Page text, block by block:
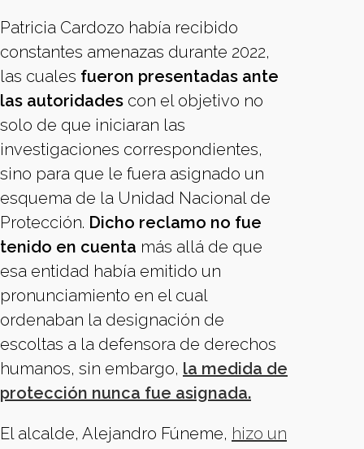
Patricia Cardozo había recibido
constantes amenazas durante 2022,
las cuales fueron presentadas ante
las autoridades con el objetivo no
solo de que iniciaran las
investigaciones correspondientes,
sino para que le fuera asignado un
esquema de la Unidad Nacional de
Protección. Dicho reclamo no fue
tenido en cuenta más allá de que
esa entidad había emitido un
pronunciamiento en el cual
ordenaban la designación de
escoltas a la defensora de derechos
humanos, sin embargo, la medida de
protección nunca fue asignada.
El alcalde, Alejandro Fúneme, hizo un